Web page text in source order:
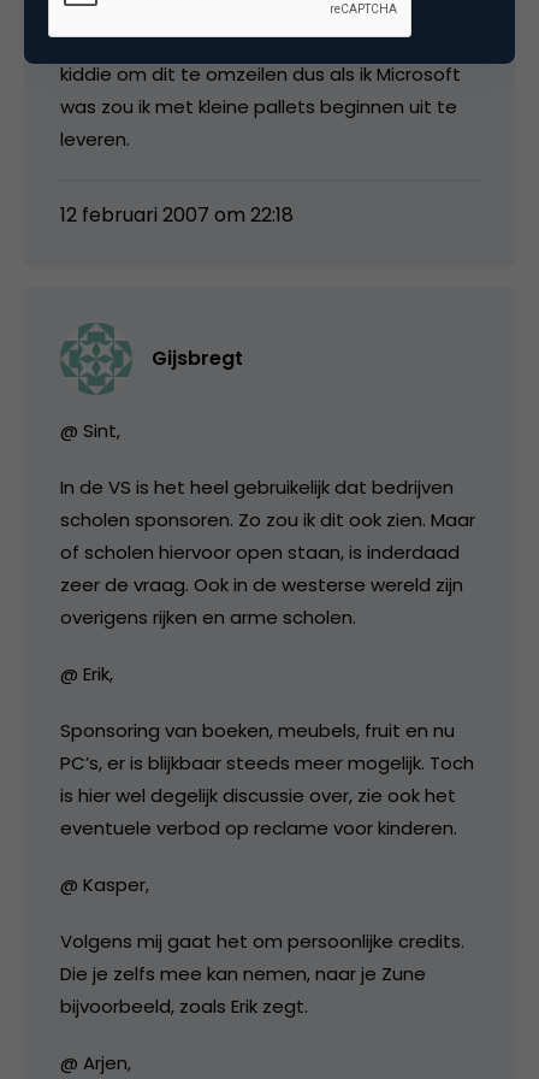
Op de meeste scholen zit wel een script
kiddie om dit te omzeilen dus als ik Microsoft
was zou ik met kleine pallets beginnen uit te
leveren.
12 februari 2007 om 22:18
Gijsbregt
@ Sint,
In de VS is het heel gebruikelijk dat bedrijven
scholen sponsoren. Zo zou ik dit ook zien. Maar
of scholen hiervoor open staan, is inderdaad
zeer de vraag. Ook in de westerse wereld zijn
overigens rijken en arme scholen.
@ Erik,
Sponsoring van boeken, meubels, fruit en nu
PC’s, er is blijkbaar steeds meer mogelijk. Toch
is hier wel degelijk discussie over, zie ook het
eventuele verbod op reclame voor kinderen.
@ Kasper,
Volgens mij gaat het om persoonlijke credits.
Die je zelfs mee kan nemen, naar je Zune
bijvoorbeeld, zoals Erik zegt.
@ Arjen,